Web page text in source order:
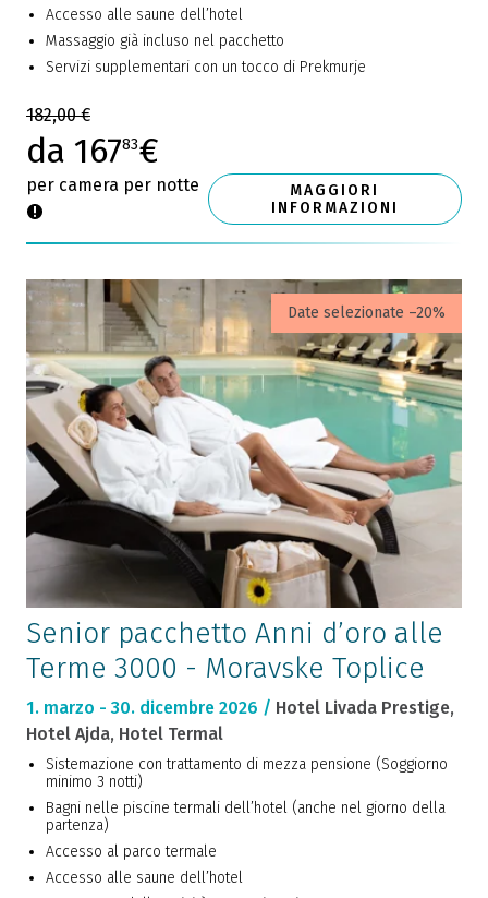
Accesso alle saune dell’hotel
Massaggio già incluso nel pacchetto
Servizi supplementari con un tocco di Prekmurje
182,00 €
da 16783€
per camera per notte
MAGGIORI
INFORMAZIONI
Date selezionate –20%
Senior pacchetto Anni d’oro alle
Terme 3000 - Moravske Toplice
1. marzo - 30. dicembre 2026 / Hotel Livada Prestige,
Hotel Ajda, Hotel Termal
Sistemazione con trattamento di mezza pensione (Soggiorno
minimo 3 notti)
Bagni nelle piscine termali dell’hotel (anche nel giorno della
partenza)
Accesso al parco termale
Accesso alle saune dell’hotel